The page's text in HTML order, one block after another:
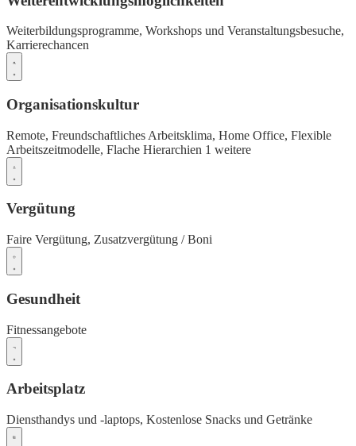
Weiterbildungsprogramme, Workshops und Veranstaltungsbesuche,
Karrierechancen
Organisationskultur
Remote, Freundschaftliches Arbeitsklima, Home Office, Flexible
Arbeitszeitmodelle, Flache Hierarchien 1 weitere
Vergütung
Faire Vergütung, Zusatzvergütung / Boni
Gesundheit
Fitnessangebote
Arbeitsplatz
Diensthandys und -laptops, Kostenlose Snacks und Getränke